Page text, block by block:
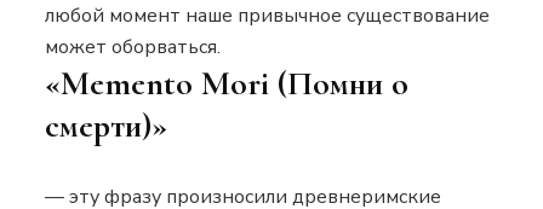
любой момент наше привычное существование
может оборваться.
«Memento Mori (Помни о
смерти)»
— эту фразу произносили древнеримские